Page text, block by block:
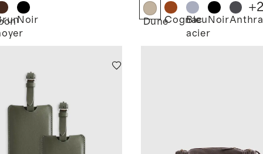
Noir DuneCognac
Bleu
acier
Noir
+